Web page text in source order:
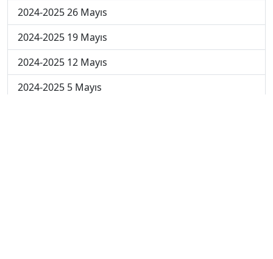
2024-2025 26 Mayıs
2024-2025 19 Mayıs
2024-2025 12 Mayıs
2024-2025 5 Mayıs